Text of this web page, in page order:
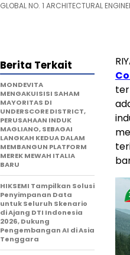
GLOBAL NO. 1 ARCHITECTURAL
Berita Terkait
MONDEVITA
MENGAKUISISI SAHAM
MAYORITAS DI
UNDERSCORE DISTRICT,
PERUSAHAAN INDUK
MAGLIANO, SEBAGAI
LANGKAH KEDUA DALAM
MEMBANGUN PLATFORM
MEREK MEWAH ITALIA
BARU
HIKSEMI Tampilkan Solusi
Penyimpanan Data
untuk Seluruh Skenario
di Ajang DTI Indonesia
2026, Dukung
Pengembangan AI di Asia
Tenggara